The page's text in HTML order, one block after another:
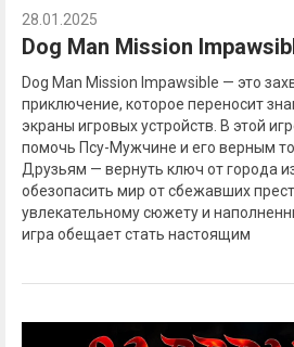
28.01.2025
Dog Man Mission
Dog Man Mission Impawsible — это
приключение, которое переносит
экраны игровых устройств. В этой
помочь Псу-Мужчине и его верным
Друзьям — вернуть ключ от города
обезопасить мир от сбежавших
увлекательному сюжету и
игра обещает стать настоящим